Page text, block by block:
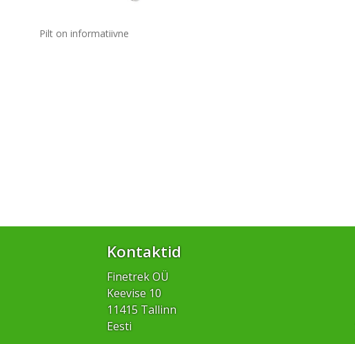
Pilt on informatiivne
Kontaktid
Finetrek OÜ
Keevise 10
11415 Tallinn
Eesti